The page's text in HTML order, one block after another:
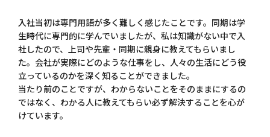
入社当初は専門用語が多く難しく感じたことです。同期は学
生時代に専門的に学んでいましたが、私は知識がない中で入
社したので、上司や先輩・同期に親身に教えてもらいまし
た。会社が実際にどのような仕事をし、人々の生活にどう役
立っているのかを深く知ることができました。
当たり前のことですが、わからないことをそのままにするの
ではなく、わかる人に教えてもらい必ず解決することを心が
けています。